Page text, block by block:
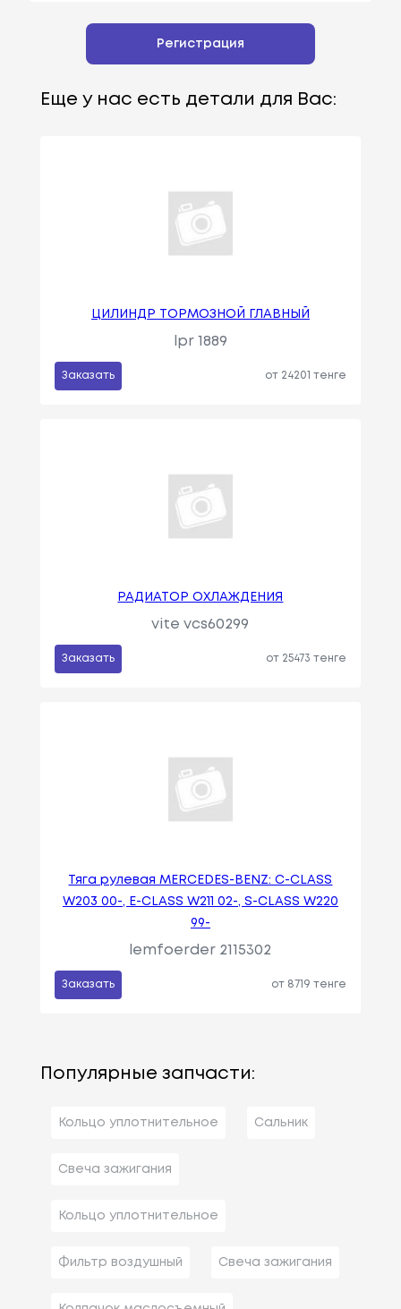
Регистрация
Еще у нас есть детали для Вас:
ЦИЛИНДР ТОРМОЗНОЙ ГЛАВНЫЙ
lpr 1889
Заказать от 24201 тенге
РАДИАТОР ОХЛАЖДЕНИЯ
vite vcs60299
Заказать от 25473 тенге
Тяга рулевая MERCEDES-BENZ: C-CLASS
W203 00-, E-CLASS W211 02-, S-CLASS W220
99-
lemfoerder 2115302
Заказать от 8719 тенге
Популярные запчасти:
Кольцо уплотнительное Сальник
Свеча зажигания
Кольцо уплотнительное
Фильтр воздушный Свеча зажигания